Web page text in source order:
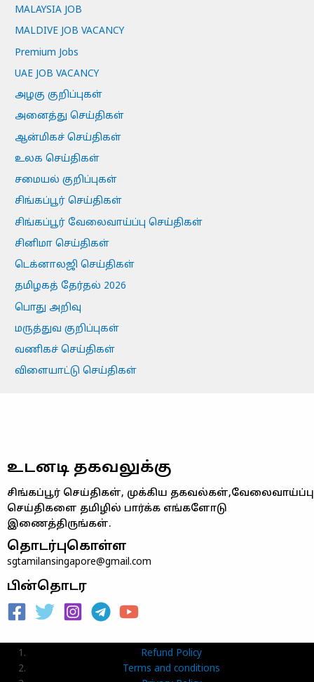
MALAYSIA JOB
MALDIVE JOB VACANCY
Premium Jobs
UAE JOB VACANCY
அழகு குறிப்புகள்
அனைத்து செய்திகள்
ஆன்மிகச் செய்திகள்
உலக செய்திகள்
சமையல் குறிப்புகள்
சிங்கப்பூர் செய்திகள்
சிங்கப்பூர் வேலைவாய்ப்பு செய்திகள்
சினிமா செய்திகள்
டெக்னாலஜி செய்திகள்
தமிழகத் தேர்தல் 2026
பொது அறிவு
மருத்துவ குறிப்புகள்
வணிகச் செய்திகள்
விளையாட்டு செய்திகள்
உடனடி தகவலுக்கு
சிங்கப்பூர் செய்திகள், முக்கிய தகவல்கள்,வேலைவாய்ப்பு
செய்திகளை தமிழில் பார்க்க எங்களோடு
இணைத்திருங்கள்.
தொடர்புகொள்ள
sgtamilansingapore@gmail.com
பின்தொடர
Refund Policy
Terms and conditions